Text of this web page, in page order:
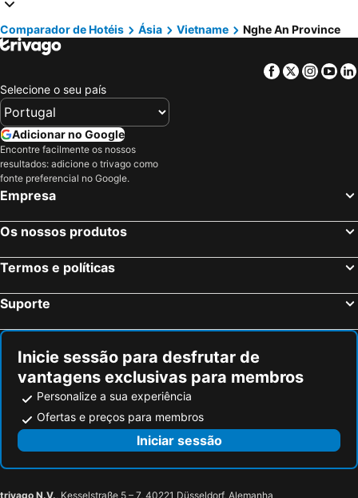
Hotéis em Minorca
Hotéis em Ibiza
Hotéis em Galiza
Hotéis em Douro
Hotéis em Serra da Estrela
Hotéis em Costa do Sol
Hotéis em Tenerife
Hotéis em São Miguel
Comparador de Hotéis Ásia Vietname Nghe An Province
Facebook
Twitter
Selecione o seu país
Adicionar no Google
Encontre facilmente os nossos
resultados: adicione o trivago como
fonte preferencial no Google.
Empresa
Os nossos produtos
Termos e políticas
Suporte
Inicie sessão para desfrutar de
vantagens exclusivas para membros
Personalize a sua experiência
Ofertas e preços para membros
Iniciar sessão
trivago N.V., Kesselstraße 5 – 7, 40221 Düsseldorf, Alemanha